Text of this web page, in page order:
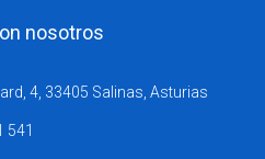
nosotros
4, 33405 Salinas, Asturias
541